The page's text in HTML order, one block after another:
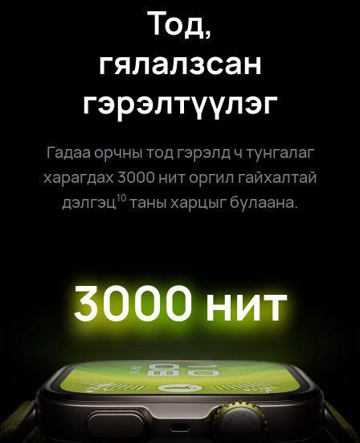
Тод,
гялалзсан
гэрэлтүүлэг
Гадаа орчны тод гэрэлд ч тунгалаг
харагдах 3000 нит оргил гайхалтай
дэлгэц10 таны харцыг булаана.
3000 нит